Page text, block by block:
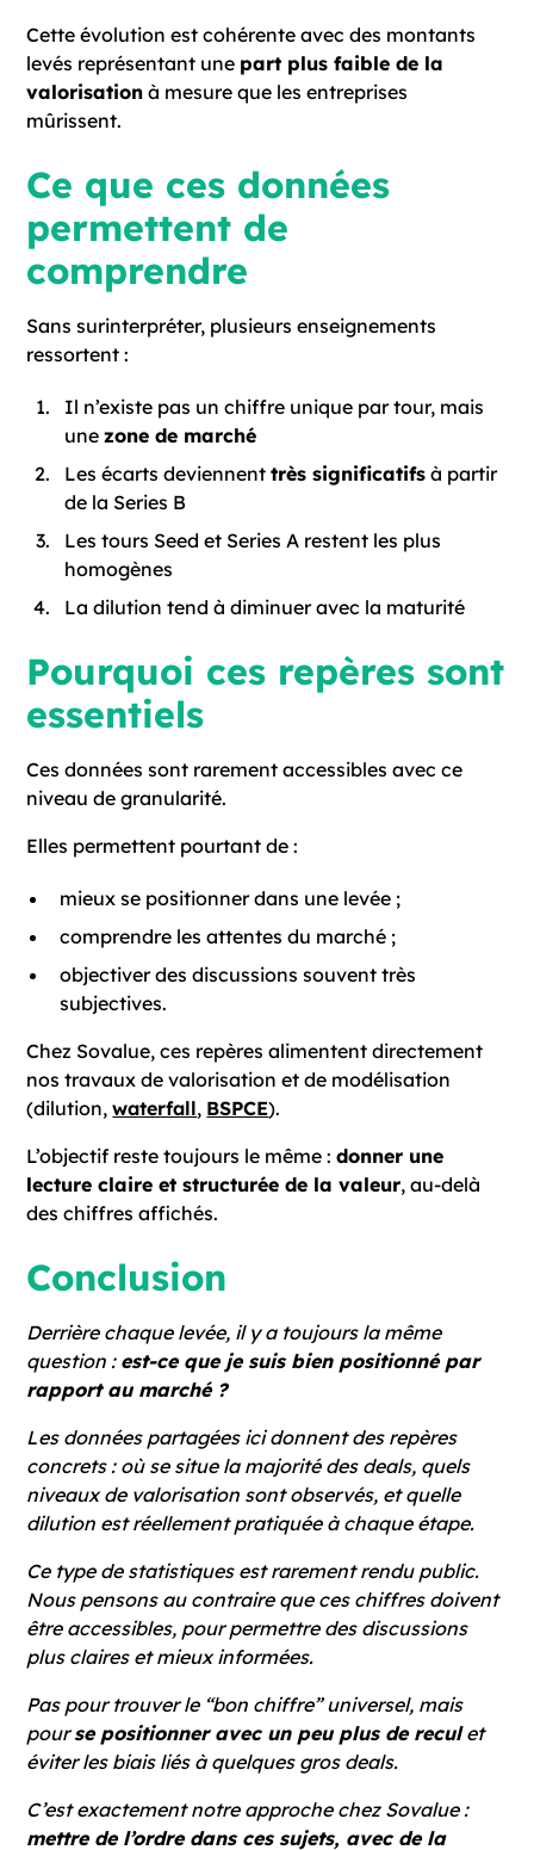
Cette évolution est cohérente avec des montants
levés représentant une part plus faible de la
valorisation à mesure que les entreprises
mûrissent.
Ce que ces données
permettent de
comprendre
Sans surinterpréter, plusieurs enseignements
ressortent :
Il n’existe pas un chiffre unique par tour, mais
unezone de marché
Les écarts deviennenttrès significatifs à partir
de la Series B
Les tours Seed et Series A restent les plus
homogènes
La dilution tend à diminuer avec la maturité
Pourquoi ces repères sont
essentiels
Ces données sont rarement accessibles avec ce
niveau de granularité.
Elles permettent pourtant de :
mieux se positionner dans une levée ;
comprendre les attentes du marché ;
objectiver des discussions souvent très
subjectives.
Chez Sovalue, ces repères alimentent directement
nos travaux de valorisation et de modélisation
(dilution,waterfall, BSPCE).
L’objectif reste toujours le même :donner une
lecture claire et structurée de la valeur, au-delà
des chiffres affichés.
Conclusion
Derrière chaque levée, il y a toujours la même
question : est-ce que je suis bien positionné par
rapport au marché ?
Les données partagées ici donnent des repères
concrets : où se situe la majorité des deals, quels
niveaux de valorisation sont observés, et quelle
dilution est réellement pratiquée à chaque étape.
Ce type de statistiques est rarement rendu public.
Nous pensons au contraire que ces chiffres doivent
être accessibles, pour permettre des discussions
plus claires et mieux informées.
Pas pour trouver le “bon chiffre” universel, mais
pourse positionner avec un peu plus de reculet
éviter les biais liés à quelques gros deals.
C’est exactement notre approche chez Sovalue :
mettre de l’ordre dans ces sujets, avec de la